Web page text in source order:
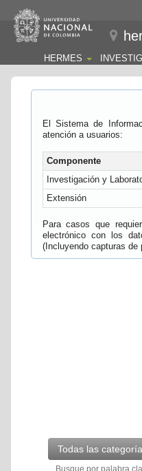
HERMES
El Sistema de
atención a usuarios:
Componente
Investigación y
Extensión
Para casos que
electrónico con los
(Incluyendo capturas de
Todas las
Busque por palabra